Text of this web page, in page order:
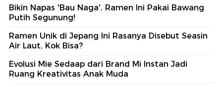
Bikin Napas 'Bau Naga', Ramen Ini Pakai Bawang
Putih Segunung!
Ramen Unik di Jepang Ini Rasanya Disebut Seasin
Air Laut, Kok Bisa?
Evolusi Mie Sedaap dari Brand Mi Instan Jadi
Ruang Kreativitas Anak Muda